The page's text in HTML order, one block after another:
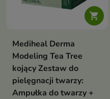

Mediheal Derma
Modeling Tea Tree
kojący Zestaw do
pielęgnacji twarzy:
Ampułka do twarzy +